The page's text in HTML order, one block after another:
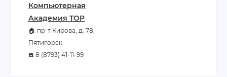
Компьютерная
Академия TOP
🏠 пр-т Кирова, д. 78,
Пятигорск
☎️ 8 (8793) 41-11-99